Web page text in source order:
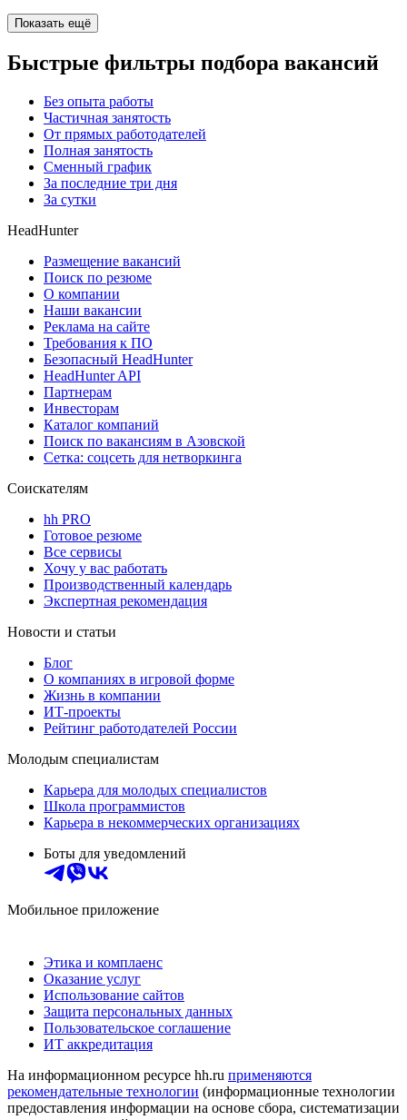
Показать ещё
Быстрые фильтры подбора вакансий
Без опыта работы
Частичная занятость
От прямых работодателей
Полная занятость
Сменный график
За последние три дня
За сутки
HeadHunter
Размещение вакансий
Поиск по резюме
О компании
Наши вакансии
Реклама на сайте
Требования к ПО
Безопасный HeadHunter
HeadHunter API
Партнерам
Инвесторам
Каталог компаний
Поиск по вакансиям в Азовской
Сетка: соцсеть для нетворкинга
Соискателям
hh PRO
Готовое резюме
Все сервисы
Хочу у вас работать
Производственный календарь
Экспертная рекомендация
Новости и статьи
Блог
О компаниях в игровой форме
Жизнь в компании
ИТ-проекты
Рейтинг работодателей России
Молодым специалистам
Карьера для молодых специалистов
Школа программистов
Карьера в некоммерческих организациях
Боты для уведомлений
Мобильное приложение
Этика и комплаенс
Оказание услуг
Использование сайтов
Защита персональных данных
Пользовательское соглашение
ИТ аккредитация
На информационном ресурсе hh.ru применяются
рекомендательные технологии (информационные технологии
предоставления информации на основе сбора, систематизации